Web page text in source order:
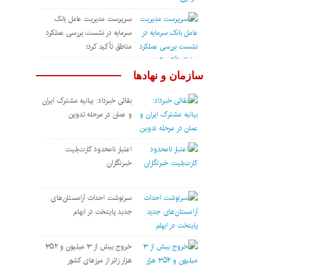
سرپرست مدیریت عامل بانک
سرمایه در نشست بررسی عملکرد
مناطق تأکید کرد؛
سازمان و نهادها
بقائی خبرداد: بیانیه مشترک ایران
و عمان در مرحله تدوین
اعتبار نامحدود کارت‌بلیت
خبرنگاران
سرنوشت احداث آرامستان‌های
جدید پایتخت در ابهام
خروج بیش از ۳ میلیون و ۳۵۲
هزار زائر از مرزهای کشور